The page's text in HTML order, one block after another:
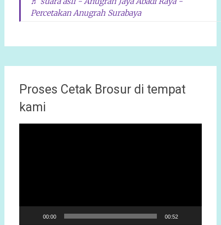
Percetakan Anugrah Surabaya
Proses Cetak Brosur di tempat
kami
00:00 00:52